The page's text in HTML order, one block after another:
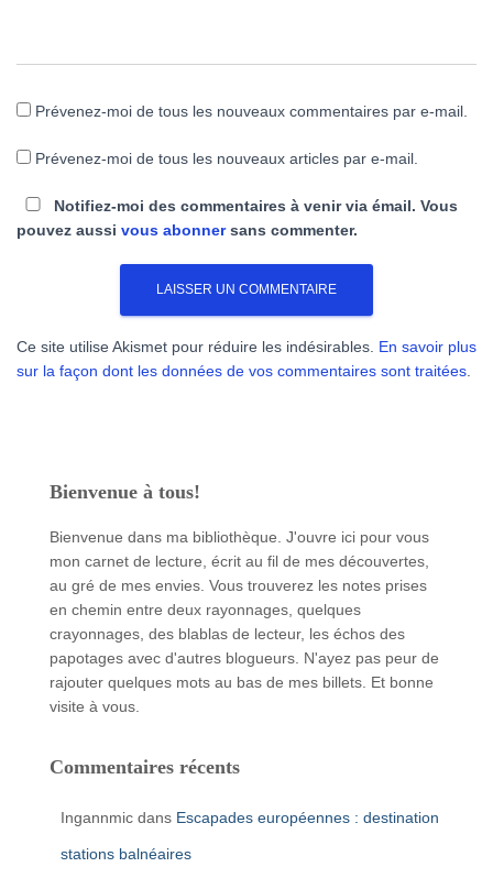
Prévenez-moi de tous les nouveaux commentaires par e-mail.
Prévenez-moi de tous les nouveaux articles par e-mail.
Notifiez-moi des commentaires à venir via émail. Vous
pouvez aussi vous abonnersans commenter.
Ce site utilise Akismet pour réduire les indésirables. En savoir plus
sur la façon dont les données de vos commentaires sont traitées
Bienvenue à tous!
Bienvenue dans ma bibliothèque. J'ouvre ici pour vous
mon carnet de lecture, écrit au fil de mes découvertes,
au gré de mes envies. Vous trouverez les notes prises
en chemin entre deux rayonnages, quelques
crayonnages, des blablas de lecteur, les échos des
papotages avec d'autres blogueurs. N'ayez pas peur de
rajouter quelques mots au bas de mes billets. Et bonne
visite à vous.
Commentaires récents
Ingannmic dans Escapades européennes : destination
stations balnéaires